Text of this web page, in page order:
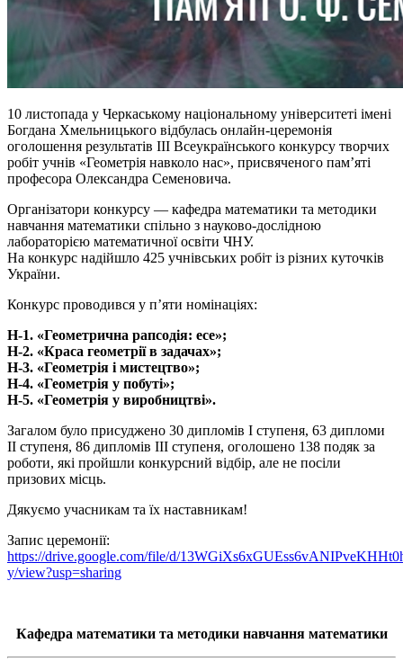
10 листопада у Черкаському національному університеті імені
Богдана Хмельницького відбулась онлайн-церемонія
оголошення результатів ІІІ Всеукраїнського конкурсу творчих
робіт учнів «Геометрія навколо нас», присвяченого пам’яті
професора Олександра Семеновича.
Організатори конкурсу — кафедра математики та методики
навчання математики спільно з науково-дослідною
лабораторією математичної освіти ЧНУ.
На конкурс надійшло 425 учнівських робіт із різних куточків
України.
Конкурс проводився у п’яти номінаціях:
Н-1. «Геометрична рапсодія: есе»;
Н-2. «Краса геометрії в задачах»;
Н-3. «Геометрія і мистецтво»;
Н-4. «Геометрія у побуті»;
Н-5. «Геометрія у виробництві».
Загалом було присуджено 30 дипломів І ступеня, 63 дипломи
ІІ ступеня, 86 дипломів ІІІ ступеня, оголошено 138 подяк за
роботи, які пройшли конкурсний відбір, але не посіли
призових місць.
Дякуємо учасникам та їх наставникам!
Запис церемонії:
https://drive.google.com/file/d/
y/view?usp=sharing
Кафедра математики та методики навчання математики